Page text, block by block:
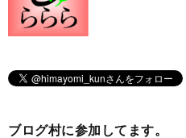
ブログ村に参加してます。